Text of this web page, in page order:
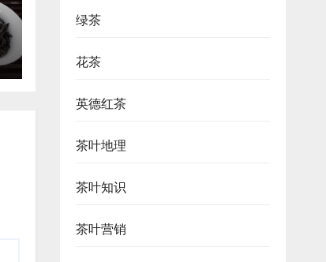
绿茶
花茶
英德红茶
茶叶地理
茶叶知识
茶叶营销